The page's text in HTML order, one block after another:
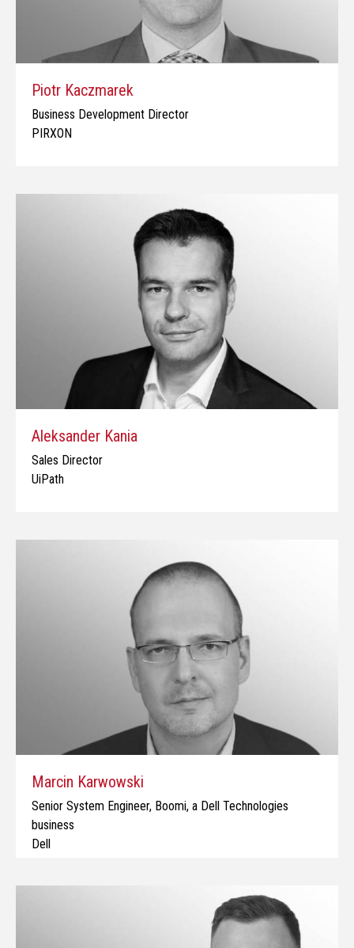
Piotr Kaczmarek
Business Development Director
PIRXON
Aleksander Kania
Sales Director
UiPath
Marcin Karwowski
Senior System Engineer, Boomi, a Dell Technologies
business
Dell